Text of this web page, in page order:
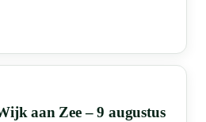
aan Zee – 9 augustus